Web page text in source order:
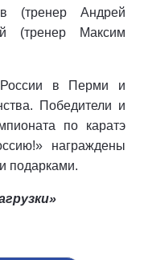
(тренер Андрей
(тренер Максим
в Перми и
Победители и
по каратэ
награждены
подарками.